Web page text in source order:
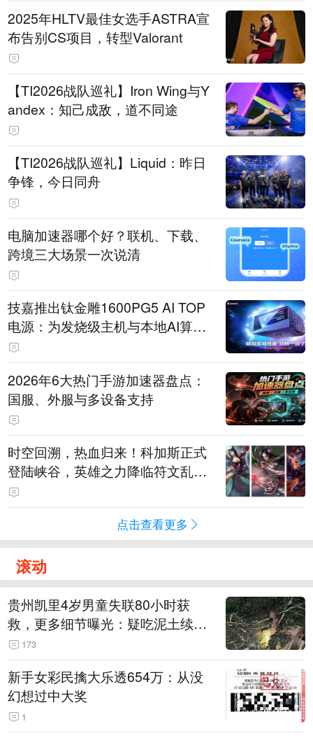
2025年HLTV最佳女选手ASTRA宣
布告别CS项目，转型Valorant
【TI2026战队巡礼】Iron Wing与Y
andex：知己成敌，道不同途
【TI2026战队巡礼】Liquid：昨日
争锋，今日同舟
电脑加速器哪个好？联机、下载、
跨境三大场景一次说清
技嘉推出钛金雕1600PG5 AI TOP
电源：为发烧级主机与本地AI算力
打造旗舰供电方案
2026年6大热门手游加速器盘点：
国服、外服与多设备支持
时空回溯，热血归来！科加斯正式
登陆峡谷，英雄之力降临符文乱
斗！
点击查看更多
滚动
贵州凯里4岁男童失联80小时获
救，更多细节曝光：疑吃泥土续
命，搜救至20米附近错过多找3天
173
新手女彩民擒大乐透654万：从没
幻想过中大奖
1